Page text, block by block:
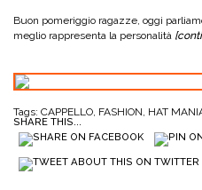
Buon pomeriggio ragazze, oggi
meglio rappresenta la personalità
Tags: CAPPELLO, FASHION, HAT
SHARE THIS...